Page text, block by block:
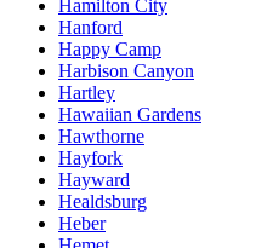
Hamilton City
Hanford
Happy Camp
Harbison Canyon
Hartley
Hawaiian Gardens
Hawthorne
Hayfork
Hayward
Healdsburg
Heber